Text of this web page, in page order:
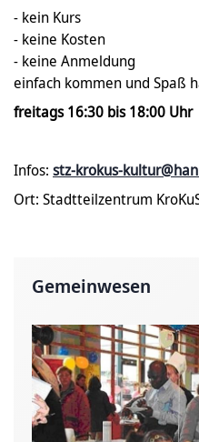
- kein Kurs
- keine Kosten
- keine Anmeldung
einfach kommen und Spaß
freitags 16:30 bis 18:00 Uhr
Infos: stz-krokus-
Ort: Stadtteilzentrum
Gemeinwesen